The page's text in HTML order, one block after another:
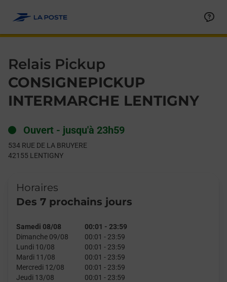
Relais Pickup
CONSIGNEPICKUP
INTERMARCHE LENTIGNY
Ouvert - jusqu'à 23h59
534 RUE DE LA BRUYERE
42155 LENTIGNY
Horaires
Des 7 prochains jours
Samedi 08/08 00:01 - 23:59
Dimanche 09/08
00:01 - 23:59
Lundi 10/08
00:01 - 23:59
Mardi 11/08
00:01 - 23:59
Mercredi 12/08
00:01 - 23:59
Jeudi 13/08
00:01 - 23:59